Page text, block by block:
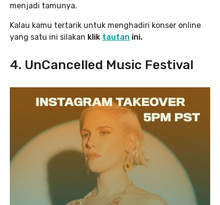
menjadi tamunya.
Kalau kamu tertarik untuk menghadiri konser online
yang satu ini silakan klik tautan ini.
4. UnCancelled Music Festival